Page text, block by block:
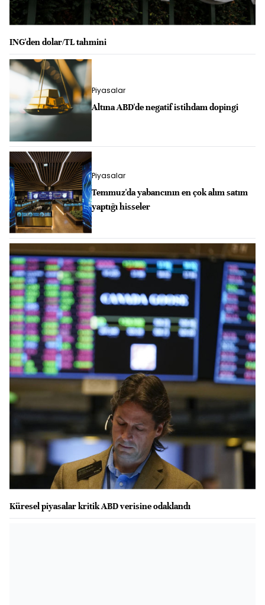
ING'den dolar/TL tahmini
Piyasalar
Altına ABD'de negatif istihdam dopingi
Küresel piyasalar kritik ABD verisine odaklandı
Piyasalar
Temmuz'da yabancının en çok alım satım
yaptığı hisseler